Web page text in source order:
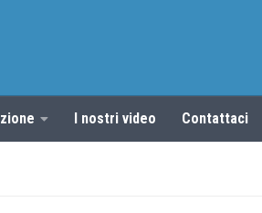
I nostri video Contattaci